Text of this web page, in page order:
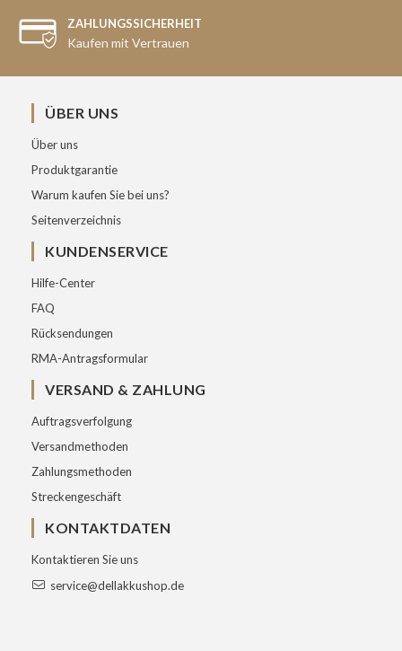
ZAHLUNGSSICHERHEIT
Kaufen mit Vertrauen
ÜBER UNS
Über uns
Produktgarantie
Warum kaufen Sie bei uns?
Seitenverzeichnis
KUNDENSERVICE
Hilfe-Center
FAQ
Rücksendungen
RMA-Antragsformular
VERSAND & ZAHLUNG
Auftragsverfolgung
Versandmethoden
Zahlungsmethoden
Streckengeschäft
KONTAKTDATEN
Kontaktieren Sie uns
service@dellakkushop.de